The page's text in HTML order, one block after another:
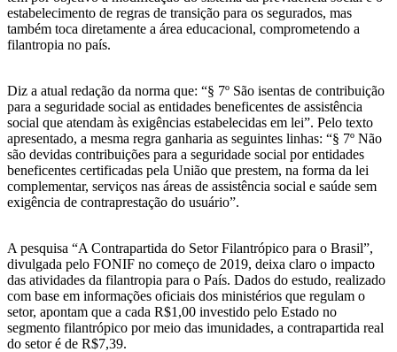
estabelecimento de regras de transição para os segurados, mas
também toca diretamente a área educacional, comprometendo a
filantropia no país.
Diz a atual redação da norma que: “§ 7º São isentas de contribuição
para a seguridade social as entidades beneficentes de assistência
social que atendam às exigências estabelecidas em lei”. Pelo texto
apresentado, a mesma regra ganharia as seguintes linhas: “§ 7º Não
são devidas contribuições para a seguridade social por entidades
beneficentes certificadas pela União que prestem, na forma da lei
complementar, serviços nas áreas de assistência social e saúde sem
exigência de contraprestação do usuário”.
A pesquisa “A Contrapartida do Setor Filantrópico para o Brasil”,
divulgada pelo FONIF no começo de 2019, deixa claro o impacto
das atividades da filantropia para o País. Dados do estudo, realizado
com base em informações oficiais dos ministérios que regulam o
setor, apontam que a cada R$1,00 investido pelo Estado no
segmento filantrópico por meio das imunidades, a contrapartida real
do setor é de R$7,39.